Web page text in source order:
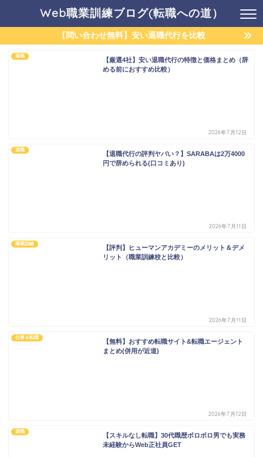
Web職業訓練ブログ(転職への道）
【問い合わせ無料】安い退職代行を比較
退職
【厳選4社】安い退職代行の特徴と価格まとめ（辞
める前におすすめ比較）
2026年7月12日
退職
【退職代行の評判ヤバい？】SARABAは2万4000
円で辞められる(口コミあり)
2026年7月11日
職業訓練
【評判】ヒューマンアカデミーのメリット＆デメ
リット（職業訓練校と比較）
2026年7月11日
仕事＆転職
【無料】おすすめ転職サイト&転職エージェント
まとめ(併用が近道)
2026年7月12日
退職
【スキルなし転職】30代職歴ボロボロ男でも実務
未経験からWeb正社員GET